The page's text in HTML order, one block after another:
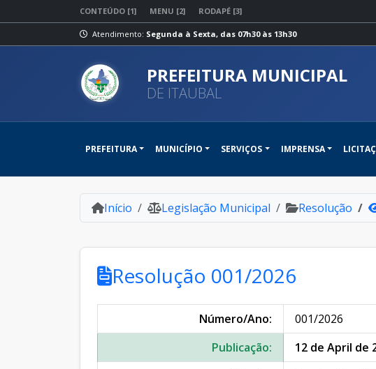
CONTEÚDO [1] MENU [2] RODAPÉ [3]
Atendimento: Segunda à Sexta, das 07h30 às 13h30
PREFEITURA MUNICIPAL
DE ITAUBAL
PREFEITURA MUNICÍPIO SERVIÇOS IMPRENSA
Início Legislação Municipal Resolução
Resolução 001/2026
Número/Ano:
001/2026
Publicação:
12 de April de